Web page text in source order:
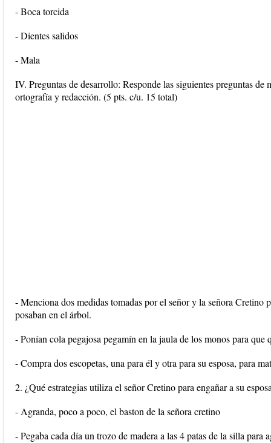
- Boca torcida
- Dientes salidos
- Mala
IV. Preguntas de desarrollo: Responde las siguientes preguntas de
ortografía y redacción. (5 pts. c/u. 15 total)
- Menciona dos medidas tomadas por el señor y la señora Cretino
posaban en el árbol.
- Ponían cola pegajosa pegamín en la jaula de los monos para que
- Compra dos escopetas, una para él y otra para su esposa, para
2. ¿Qué estrategias utiliza el señor Cretino para engañar a su
- Agranda, poco a poco, el baston de la señora cretino
- Pegaba cada día un trozo de madera a las 4 patas de la silla para